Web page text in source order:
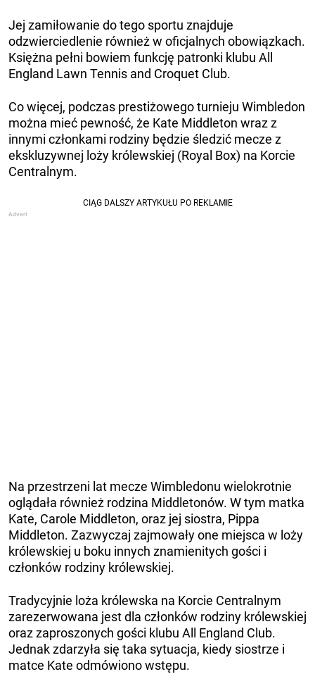
Jej zamiłowanie do tego sportu znajduje
odzwierciedlenie również w oficjalnych obowiązkach.
Księżna pełni bowiem funkcję patronki klubu All
England Lawn Tennis and Croquet Club.
Co więcej, podczas prestiżowego turnieju Wimbledon
można mieć pewność, że Kate Middleton wraz z
innymi członkami rodziny będzie śledzić mecze z
ekskluzywnej loży królewskiej (Royal Box) na Korcie
Centralnym.
Na przestrzeni lat mecze Wimbledonu wielokrotnie
oglądała również rodzina Middletonów. W tym matka
Kate, Carole Middleton, oraz jej siostra, Pippa
Middleton. Zazwyczaj zajmowały one miejsca w loży
królewskiej u boku innych znamienitych gości i
członków rodziny królewskiej.
Tradycyjnie loża królewska na Korcie Centralnym
zarezerwowana jest dla członków rodziny królewskiej
oraz zaproszonych gości klubu All England Club.
Jednak zdarzyła się taka sytuacja, kiedy siostrze i
matce Kate odmówiono wstępu.